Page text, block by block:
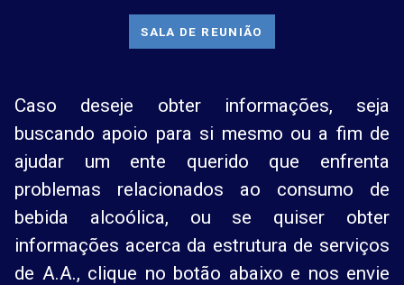
SALA DE REUNIÃO
Caso deseje obter informações, seja
buscando apoio para si mesmo ou a fim de
ajudar um ente querido que enfrenta
problemas relacionados ao consumo de
bebida alcoólica, ou se quiser obter
informações acerca da estrutura de serviços
de A.A., clique no botão abaixo e nos envie